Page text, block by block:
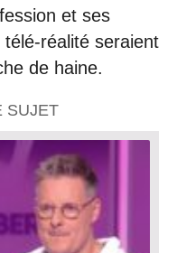
et ses
réalité seraient
de haine.
SUJET